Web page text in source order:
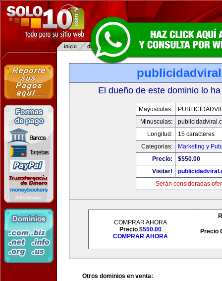
El dueño de este dominio lo
Mayusculas:
Minusculas:
Longitud:
15 caracteres
Categorias:
Marketing y
Precio:
$550.00
Visitar!
Serán consideradas
COMPRAR AHORA
Precio $550.00
COMPRAR AHORA
Precio
Otros dominios en venta: